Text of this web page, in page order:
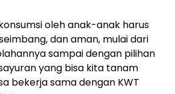
oleh anak-anak harus
dan aman, mulai dari
sampai dengan pilihan
yang bisa kita tanam
bekerja sama dengan KWT